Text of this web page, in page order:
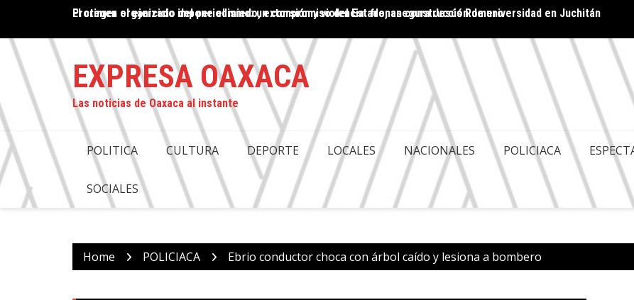
content
Proteger el ejercicio del periodismo: un compromiso del Estado, asegura Jesús Romero
El crimen organizado impone el miedo, extorsión y violencia: frenan construcción de universidad en Juchitán
EXPRESA OAXACA
Las noticias de Oaxaca al instante
POLITICA CULTURA DEPORTE LOCALES NACIONALES POLICIACA
SOCIALES
Home POLICIACA Ebrio conductor choca con árbol caído y lesiona a bombero